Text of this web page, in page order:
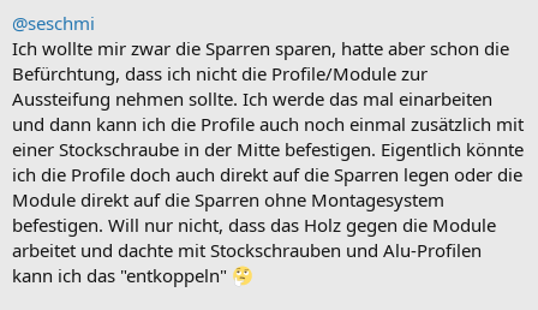
@seschmi
Ich wollte mir zwar die Sparren sparen, hatte aber schon die
Befürchtung, dass ich nicht die Profile/Module zur
Aussteifung nehmen sollte. Ich werde das mal einarbeiten
und dann kann ich die Profile auch noch einmal zusätzlich mit
einer Stockschraube in der Mitte befestigen. Eigentlich könnte
ich die Profile doch auch direkt auf die Sparren legen oder die
Module direkt auf die Sparren ohne Montagesystem
befestigen. Will nur nicht, dass das Holz gegen die Module
arbeitet und dachte mit Stockschrauben und Alu-Profilen
kann ich das "entkoppeln"